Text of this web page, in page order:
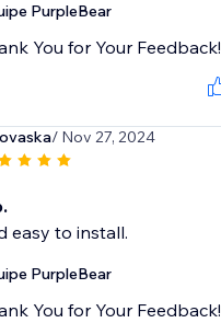
PurpleBear
You for Your Feedback!
/ Nov 27, 2024
easy to install.
PurpleBear
You for Your Feedback!